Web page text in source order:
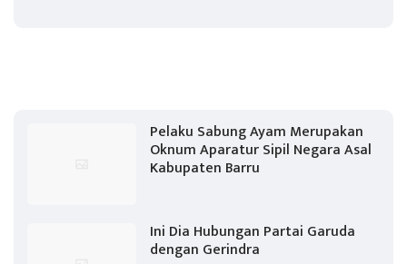
Pelaku Sabung Ayam Merupakan
Oknum Aparatur Sipil Negara Asal
Kabupaten Barru
Ini Dia Hubungan Partai Garuda
dengan Gerindra